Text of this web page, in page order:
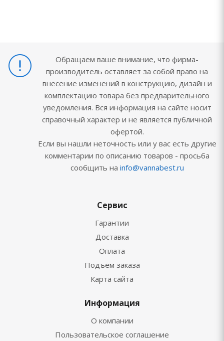
Обращаем ваше внимание, что фирма-
производитель оставляет за собой право на
внесение изменений в конструкцию, дизайн и
комплектацию товара без предварительного
уведомления. Вся информация на сайте носит
справочный характер и не является публичной
офертой.
Если вы нашли неточность или у вас есть другие
комментарии по описанию товаров - просьба
сообщить на info@vannabest.ru
Сервис
Гарантии
Доставка
Оплата
Подъём заказа
Карта сайта
Информация
О компании
Пользовательское соглашение